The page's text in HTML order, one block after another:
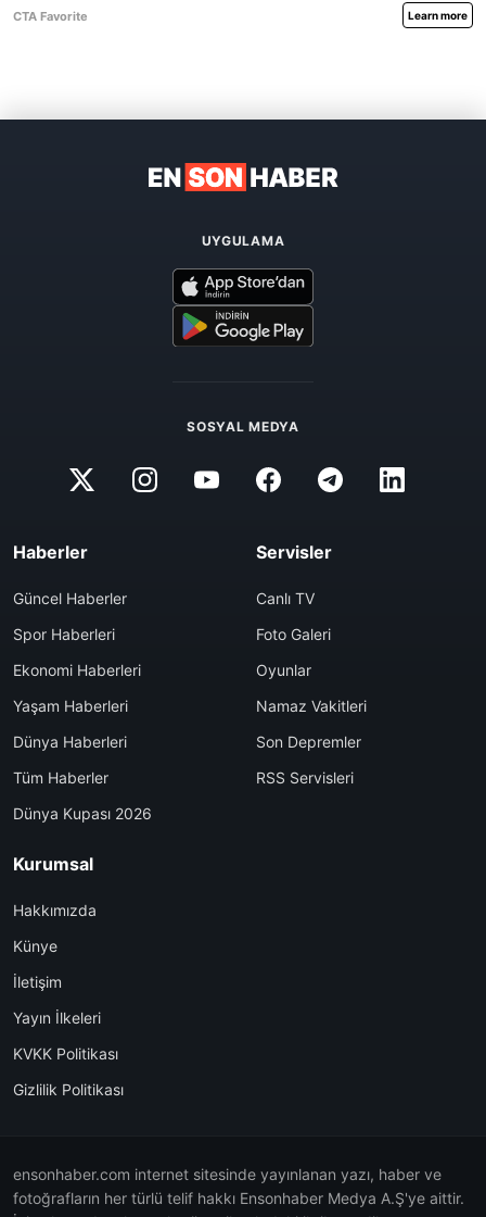
UYGULAMA
SOSYAL MEDYA
Haberler
Güncel Haberler
Spor Haberleri
Ekonomi Haberleri
Yaşam Haberleri
Dünya Haberleri
Tüm Haberler
Dünya Kupası 2026
Servisler
Canlı TV
Foto Galeri
Oyunlar
Namaz Vakitleri
Son Depremler
RSS Servisleri
Kurumsal
Hakkımızda
Künye
İletişim
Yayın İlkeleri
KVKK Politikası
Gizlilik Politikası
ensonhaber.com internet sitesinde yayınlanan yazı, haber ve
fotoğrafların her türlü telif hakkı Ensonhaber Medya A.Ş'ye aittir.